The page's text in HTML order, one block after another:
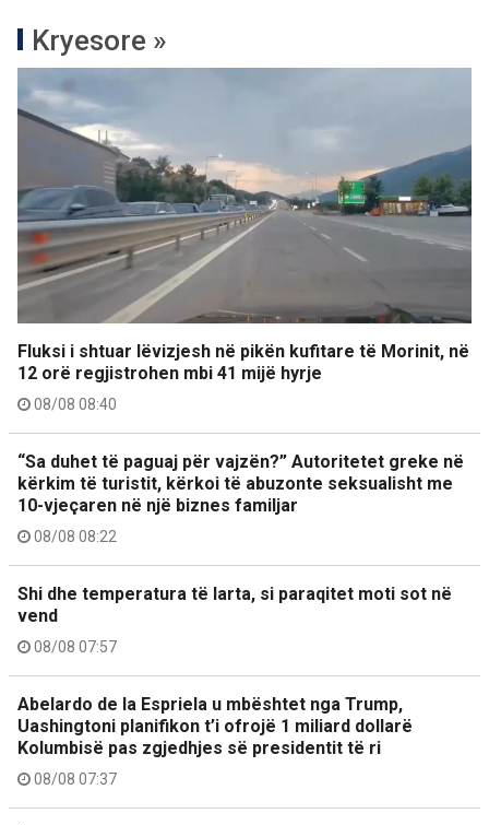
Kryesore »
Fluksi i shtuar lëvizjesh në pikën kufitare të Morinit, në
12 orë regjistrohen mbi 41 mijë hyrje
08/08 08:40
“Sa duhet të paguaj për vajzën?” Autoritetet greke në
kërkim të turistit, kërkoi të abuzonte seksualisht me
10-vjeçaren në një biznes familjar
08/08 08:22
Shi dhe temperatura të larta, si paraqitet moti sot në
vend
08/08 07:57
Abelardo de la Espriela u mbështet nga Trump,
Uashingtoni planifikon t’i ofrojë 1 miliard dollarë
Kolumbisë pas zgjedhjes së presidentit të ri
08/08 07:37